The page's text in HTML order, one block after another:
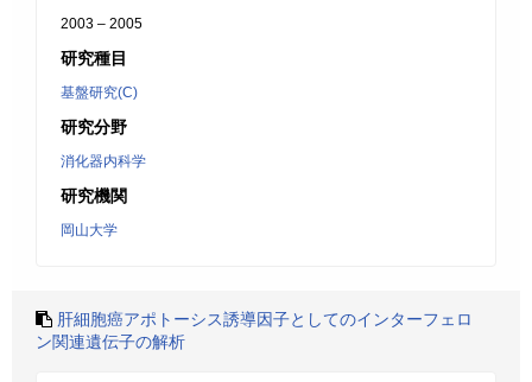
2003 – 2005
研究種目
基盤研究(C)
研究分野
消化器内科学
研究機関
岡山大学
肝細胞癌アポトーシス誘導因子としてのインターフェロ
ン関連遺伝子の解析